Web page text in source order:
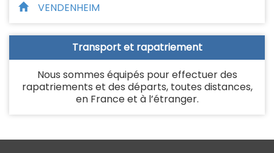
VENDENHEIM
Transport et rapatriement
Nous sommes équipés pour effectuer des
rapatriements et des départs, toutes distances,
en France et à l’étranger.